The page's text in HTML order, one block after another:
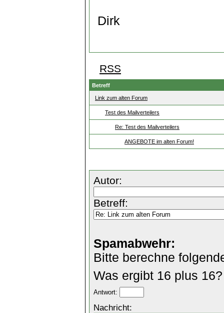
Dirk
RSS
Betreff
Link zum alten Forum
Test des Mailverteilers
Re: Test des Mailverteilers
ANGEBOTE im alten Forum!
Autor:
Betreff:
Spamabwehr:
Bitte berechne
Was ergibt 16 plus 16?
Antwort:
Nachricht: